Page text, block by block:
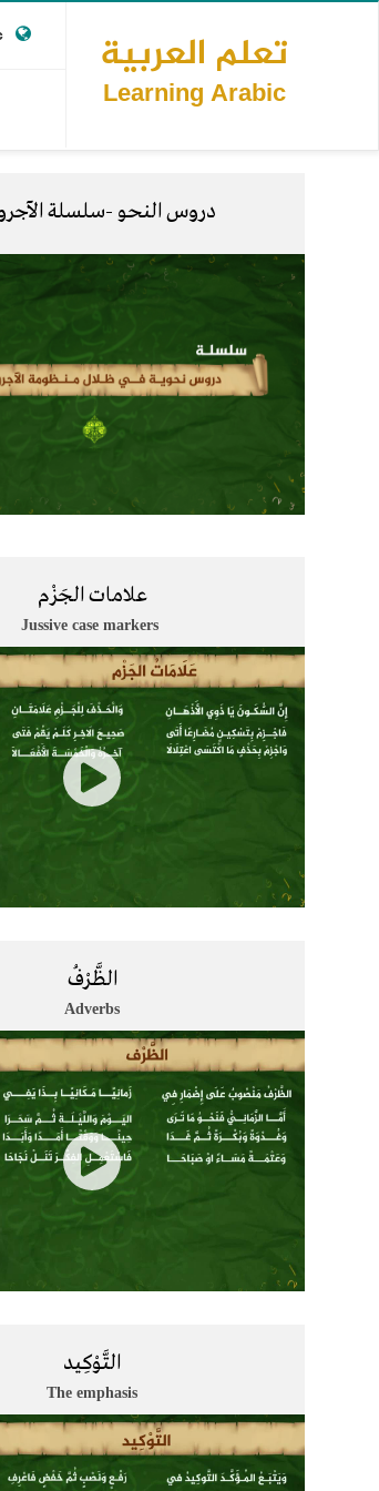
تجاوز
تعلم العربية
Learning Arabic
دروس النحو -سلسلة
علامات الجَزْم
​​Jussive case markers
الظَّرْفُ
Adverbs
التَّوْكِيد
The emphasis